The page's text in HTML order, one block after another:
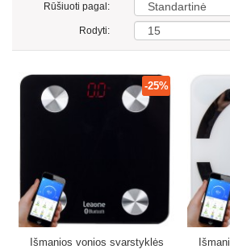
Rūšiuoti pagal:
Rodyti:
Išmanios vonios svarstyklės
-25%